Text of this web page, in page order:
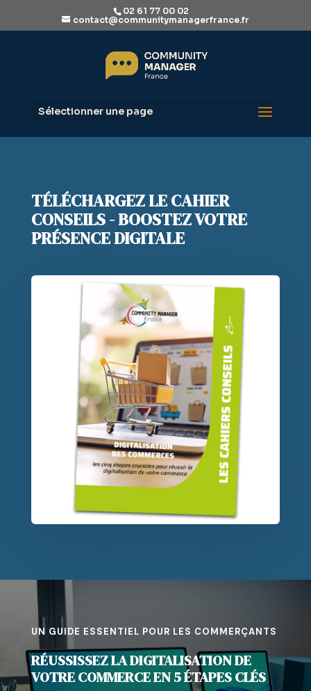
02 61 77 00 02
contact@communitymanagerfrance.fr
Sélectionner une page
TÉLÉCHARGEZ LE CAHIER
CONSEILS - BOOSTEZ VOTRE
PRÉSENCE DIGITALE
UN GUIDE ESSENTIEL POUR LES COMMERÇANTS
RÉUSSISSEZ LA DIGITALISATION DE
VOTRE COMMERCE EN 5 ÉTAPES CLÉS